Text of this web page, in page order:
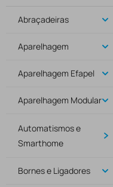
Abraçadeiras
Aparelhagem
Aparelhagem Efapel
Aparelhagem Modular
Automatismos e
Smarthome
Bornes e Ligadores